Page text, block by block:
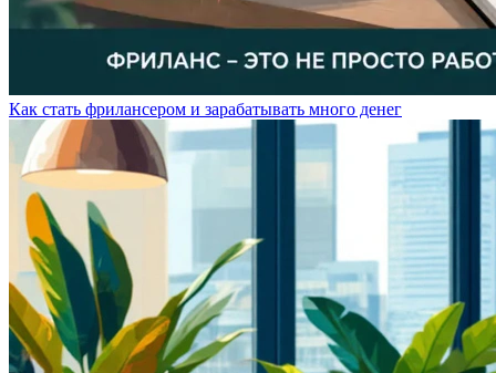
Как стать фрилансером и зарабатывать много денег